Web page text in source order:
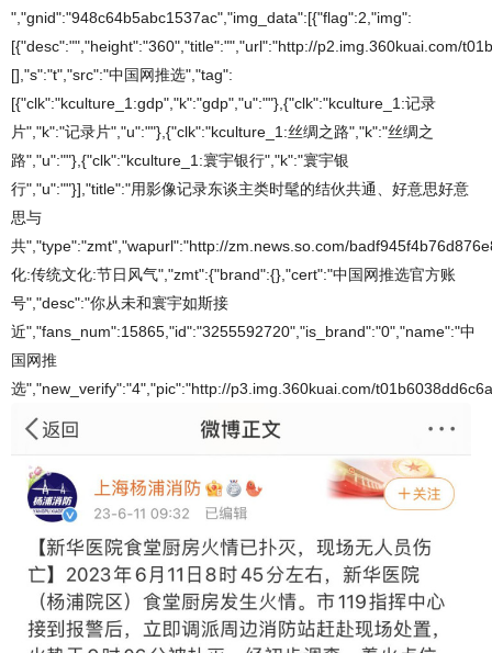
","gnid":"948c64b5abc1537ac","img_data":[{"flag":2,"img":
[{"desc":"","height":"360","title":"","url":"http://p2.img.360kuai.com/
[],"s":"t","src":"中国网推选","tag":
[{"clk":"kculture_1:gdp","k":"gdp","u":""},{"clk":"kculture_1:记录
片","k":"记录片","u":""},{"clk":"kculture_1:丝绸之路","k":"丝绸之
路","u":""},{"clk":"kculture_1:寰宇银行","k":"寰宇银
行","u":""}],"title":"用影像记录东谈主类时髦的结伙共通、好意思好意
思与
共","type":"zmt","wapurl":"http://zm.news.so.com/
化:传统文化:节日风气","zmt":{"brand":{},"cert":"中国网推选官方账
号","desc":"你从未和寰宇如斯接
近","fans_num":15865,"id":"3255592720","is_brand":"0","name":"中
国网推
选","new_verify":"4","pic":"http://p3.img.360kuai.com/